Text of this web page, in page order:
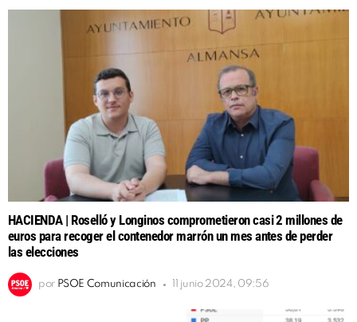
HACIENDA | Roselló y Longinos comprometieron casi 2 millones de
euros para recoger el contenedor marrón un mes antes de perder
las elecciones
por PSOE Comunicación 11 junio 2024, 09:56